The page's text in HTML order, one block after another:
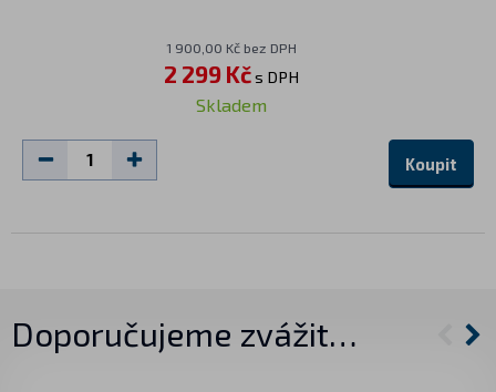
1 900,00 Kč bez DPH
2 299 Kčs DPH
Skladem
Koupit
Doporučujeme zvážit…